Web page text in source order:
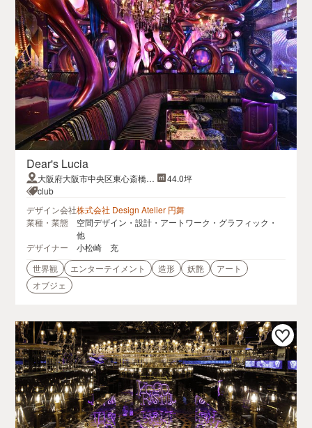
Dear's Lucia
大阪府大阪市中央区東心斎橋２
丁目４−７ パレス千年ビル 2F
44.0坪
club
デザイン会社株式会社 Design Atelier 円舞
業種・業態
空間デザイン・設計・アートワーク・グラフィック・
他
デザイナー
小松崎 充
世界観
エンターテイメント 造形 妖艶
アート
オブジェ